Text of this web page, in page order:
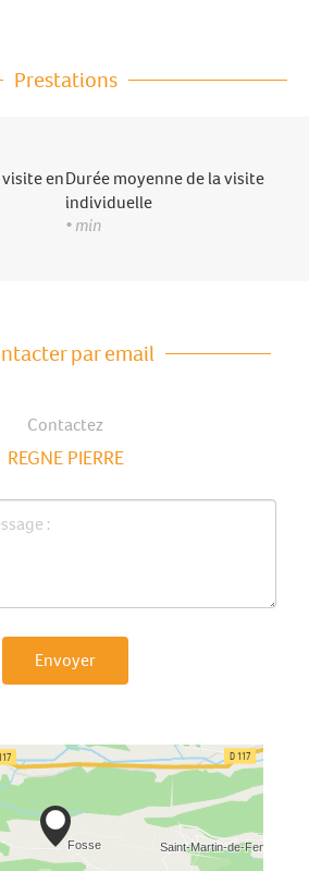
Prestations
enDurée moyenne de la visite
individuelle
• min
par email
Contactez
REGNE PIERRE
Envoyer